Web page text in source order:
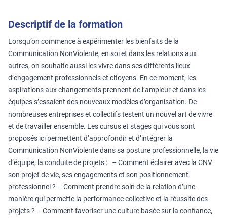
Descriptif de la formation
Lorsqu’on commence à expérimenter les bienfaits de la
Communication NonViolente, en soi et dans les relations aux
autres, on souhaite aussi les vivre dans ses différents lieux
d’engagement professionnels et citoyens. En ce moment, les
aspirations aux changements prennent de l’ampleur et dans les
équipes s’essaient des nouveaux modèles d’organisation. De
nombreuses entreprises et collectifs testent un nouvel art de vivre
et de travailler ensemble. Les cursus et stages qui vous sont
proposés ici permettent d’approfondir et d’intégrer la
Communication NonViolente dans sa posture professionnelle, la vie
d’équipe, la conduite de projets : – Comment éclairer avec la CNV
son projet de vie, ses engagements et son positionnement
professionnel ? – Comment prendre soin de la relation d’une
manière qui permette la performance collective et la réussite des
projets ? – Comment favoriser une culture basée sur la confiance,